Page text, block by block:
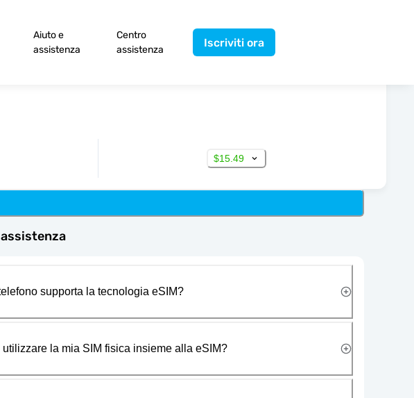
Aiuto e
assistenza
Centro
assistenza
Iscriviti ora
$15.49
telefono supporta la tecnologia eSIM?
utilizzare la mia SIM fisica insieme alla eSIM?